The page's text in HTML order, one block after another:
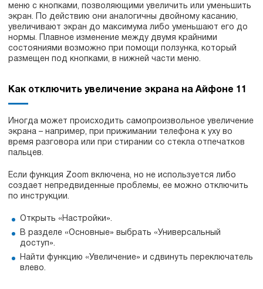
меню с кнопками, позволяющими увеличить или уменьшить
экран. По действию они аналогичны двойному касанию,
увеличивают экран до максимума либо уменьшают его до
нормы. Плавное изменение между двумя крайними
состояниями возможно при помощи ползунка, который
размещен под кнопками, в нижней части меню.
Как отключить увеличение экрана на Айфоне 11
Иногда может происходить самопроизвольное увеличение
экрана – например, при прижимании телефона к уху во
время разговора или при стирании со стекла отпечатков
пальцев.
Если функция Zoom включена, но не используется либо
создает непредвиденные проблемы, ее можно отключить
по инструкции.
Открыть «Настройки».
В разделе «Основные» выбрать «Универсальный
доступ».
Найти функцию «Увеличение» и сдвинуть переключатель
влево.